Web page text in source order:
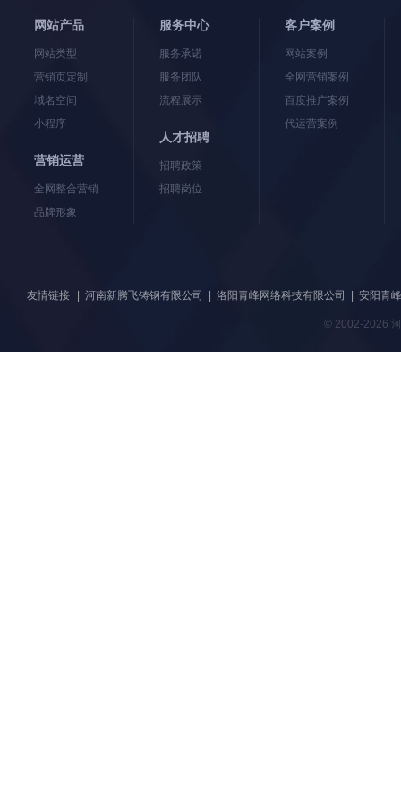
网站产品
网站类型
营销页定制
域名空间
小程序
营销运营
全网整合营销
品牌形象
服务中心
服务承诺
服务团队
流程展示
人才招聘
招聘政策
招聘岗位
客户案例
网站案例
全网营销案例
百度推广案例
代运营案例
友情链接 河南新腾飞铸钢有限公司 洛阳青峰网络科技有限公司 安阳青
© 2002-2026